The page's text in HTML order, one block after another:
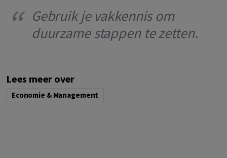
Gebruik je vakkennis om
duurzame stappen te zetten.
Lees meer over
Economie & Management